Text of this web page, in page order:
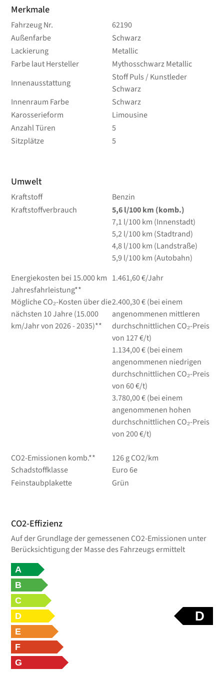
Merkmale
Fahrzeug Nr.
62190
Außenfarbe
Schwarz
Lackierung
Metallic
Farbe laut Hersteller
Mythosschwarz Metallic
Innenausstattung
Stoff Puls / Kunstleder
Schwarz
Innenraum Farbe
Schwarz
Karosserieform
Limousine
Anzahl Türen
5
Sitzplätze
5
Umwelt
Kraftstoff
Benzin
Kraftstoffverbrauch
5,6l/100 km (komb.)
7,1 l/100 km (Innenstadt)
5,2l/100 km (Stadtrand)
4,8l/100 km (Landstraße)
5,9l/100 km (Autobahn)
Energiekosten bei 15.000 km
Jahresfahrleistung**
1.461,60 €/Jahr
Mögliche CO₂-Kosten über die
nächsten 10 Jahre (15.000
km/Jahr von 2026 - 2035)**
2.400,30 € (bei einem
angenommenen mittleren
durchschnittlichen CO₂-Preis
von 127 €/t)
1.134,00 € (bei einem
angenommenen niedrigen
durchschnittlichen CO₂-Preis
von 60 €/t)
3.780,00 € (bei einem
angenommenen hohen
durchschnittlichen CO₂-Preis
von 200 €/t)
CO2-Emissionen komb.**
126 g CO2/km
Schadstoffklasse
Euro 6e
Feinstaubplakette
Grün
CO2-Effizienz
Auf der Grundlage der gemessenen CO2-Emissionen unter
Berücksichtigung der Masse des Fahrzeugs ermittelt
D
A
B
C
D
E
F
G